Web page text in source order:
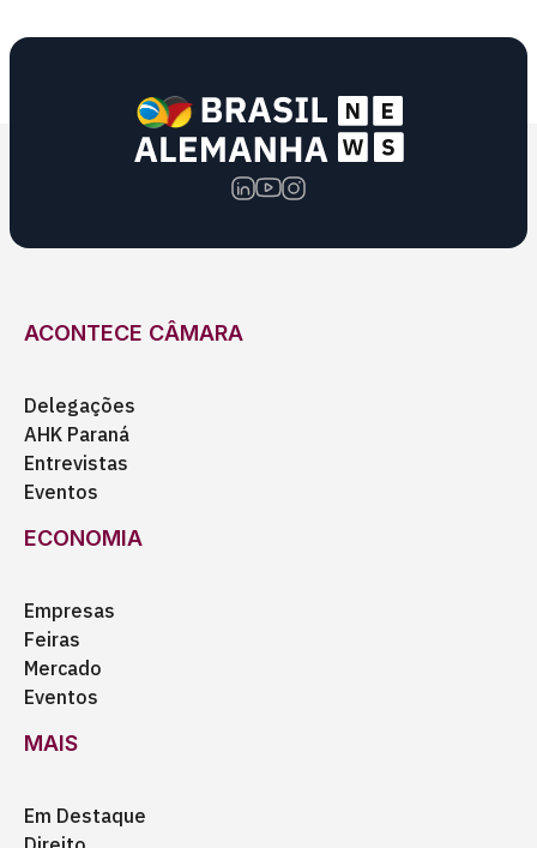
ACONTECE CÂMARA
Delegações
AHK Paraná
Entrevistas
Eventos
ECONOMIA
Empresas
Feiras
Mercado
Eventos
MAIS
Em Destaque